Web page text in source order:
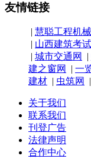
友情链接
| 慧聪工程机械
| 山西建筑考试
| 城市交通网 |
建之窗网
| 一
建材 | 虫筑网 |
关于我们
联系我们
刊登广告
法律声明
合作中心